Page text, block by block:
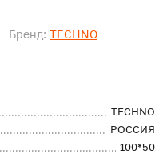
Бренд: TECHNO
TECHNO
РОССИЯ
100*50